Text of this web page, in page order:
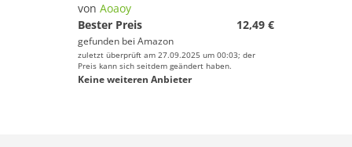
von Aoaoy
Bester Preis
12,49 €
gefunden bei Amazon
zuletzt überprüft am 27.09.2025 um 00:03; der
Preis kann sich seitdem geändert haben.
Keine weiteren Anbieter